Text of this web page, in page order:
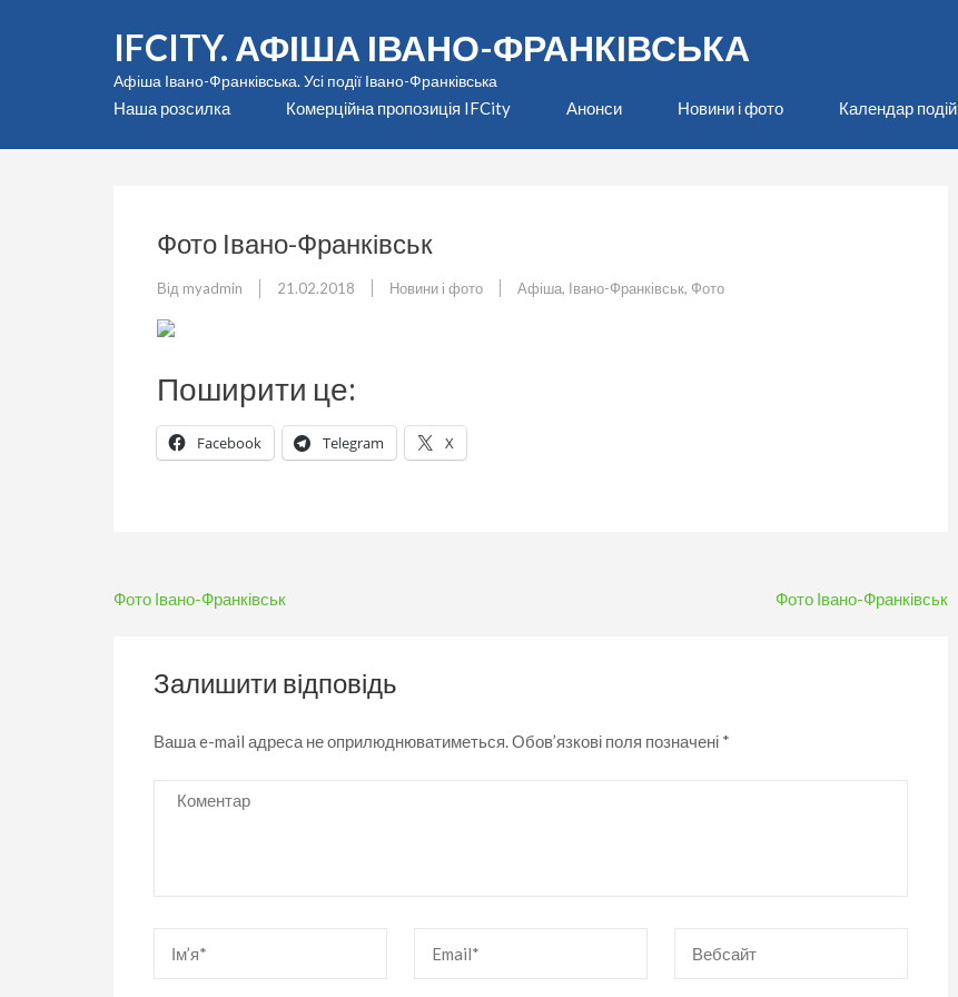
IFCITY. АФІША ІВАНО-ФРАНКІВСЬКА
Афіша Івано-Франківська. Усі події Івано-Франківська
Наша розсилка Комерційна пропозиція IFCity Анонси Новини і фото Календар подій
Фото Івано-Франківськ
Від myadmin 21.02.2018 Новини і фото Афіша, Івано-Франківськ, Фото
Поширити це:
Facebook Telegram X
Навігація
Фото Івано-Франківськ Фото Івано-Франківськ
Залишити відповідь
Ваша e-mail адреса не оприлюднюватиметься.Обов’язкові поля позначені *
Коментар